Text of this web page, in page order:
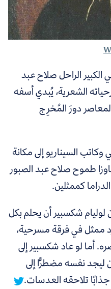
الكبير الراحل صلاح عبد
الشعرية، يُبدي أسفه
دورَ المُخرِج
السيناريو إلى مكانة
طموح صلاح عبد الصبور
كممثلين.
شكسبير أن يحلم بكل
ممثل في فرقة مسرحية،
أما لو عاد شكسبير إلى
ليجد نفسه مضطرًّا إلى
تلاحقه العدسات.